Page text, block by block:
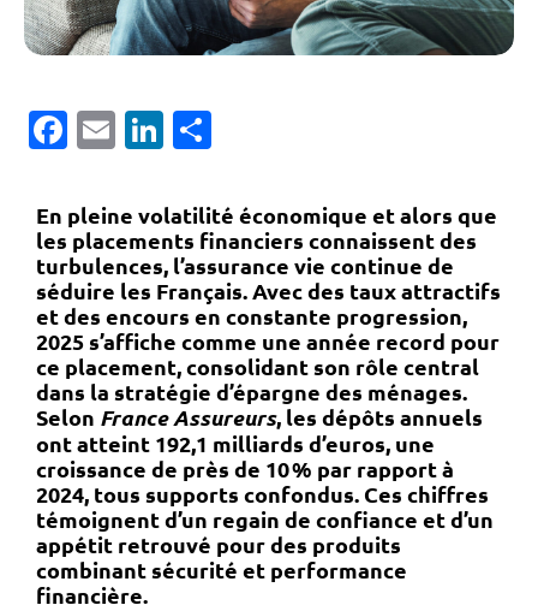
Facebook
EmailLinkedIn
En pleine volatilité économique et alors que
les placements financiers connaissent des
turbulences, l’assurance vie continue de
séduire les Français. Avec des taux attractifs
et des encours en constante progression,
2025 s’affiche comme une année record pour
ce placement, consolidant son rôle central
dans la stratégie d’épargne des ménages.
Selon France Assureurs, les dépôts annuels
ont atteint 192,1 milliards d’euros, une
croissance de près de 10 % par rapport à
2024, tous supports confondus. Ces chiffres
témoignent d’un regain de confiance et d’un
appétit retrouvé pour des produits
combinant sécurité et performance
financière.